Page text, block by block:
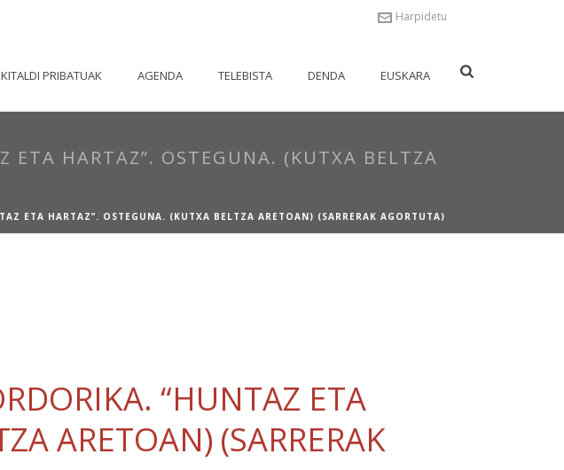
Harpidetu
PRIBATUAK AGENDA TELEBISTA DENDA EUSKARA
ETA HARTAZ”. OSTEGUNA. (KUTXA BELTZA
ETA HARTAZ”. OSTEGUNA. (KUTXA BELTZA ARETOAN) (SARRERAK AGORTUTA)
“HUNTAZ ETA
ARETOAN) (SARRERAK